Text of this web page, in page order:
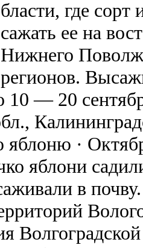
где
ее на
10 — 20
яблоню ·
яблони
в